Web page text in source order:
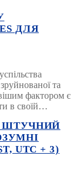
ДЛЯ
та
фактором є
в своїй…
ШТУЧНИЙ
UTC + 3)